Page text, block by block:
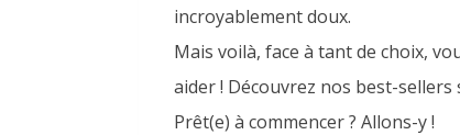
incroyablement doux.
Mais voilà, face à tant de choix,
aider ! Découvrez nos best-
Prêt(e) à commencer ? Allons-y !